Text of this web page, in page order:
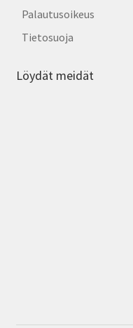
Palautusoikeus
Tietosuoja
Löydät meidät